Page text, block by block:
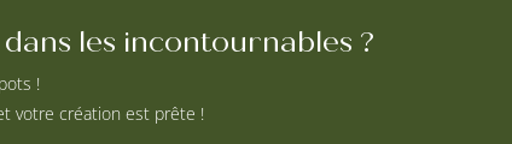
les incontournables ?
!
votre création est prête !